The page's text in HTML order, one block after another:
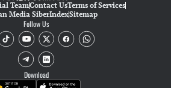
TeamContact UsTerms of Services
Media SiberIndexSitemap
Follow Us
Download